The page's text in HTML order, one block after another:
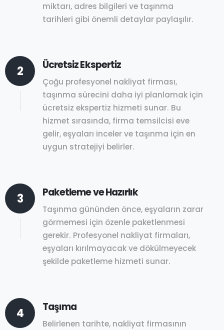
miktarı, adres bilgileri ve taşınma
tarihleri gibi önemli detaylar paylaşılır.
2 Ücretsiz Ekspertiz
Çoğu profesyonel nakliyat firması,
taşınma sürecini daha iyi planlamak için
ücretsiz ekspertiz hizmeti sunar. Bu
hizmet sırasında, firma temsilcisi eve
gelir, eşyaları inceler ve taşınma için en
uygun stratejiyi belirler.
3 Paketleme ve Hazırlık
Taşınma gününden önce, eşyaların zarar
görmemesi için özenle paketlenmesi
gerekir. Profesyonel nakliyat firmaları,
eşyaları kırılmayacak ve dökülmeyecek
şekilde paketleme hizmeti sunar.
4 Taşıma
Belirlenen tarihte, nakliyat firmasının